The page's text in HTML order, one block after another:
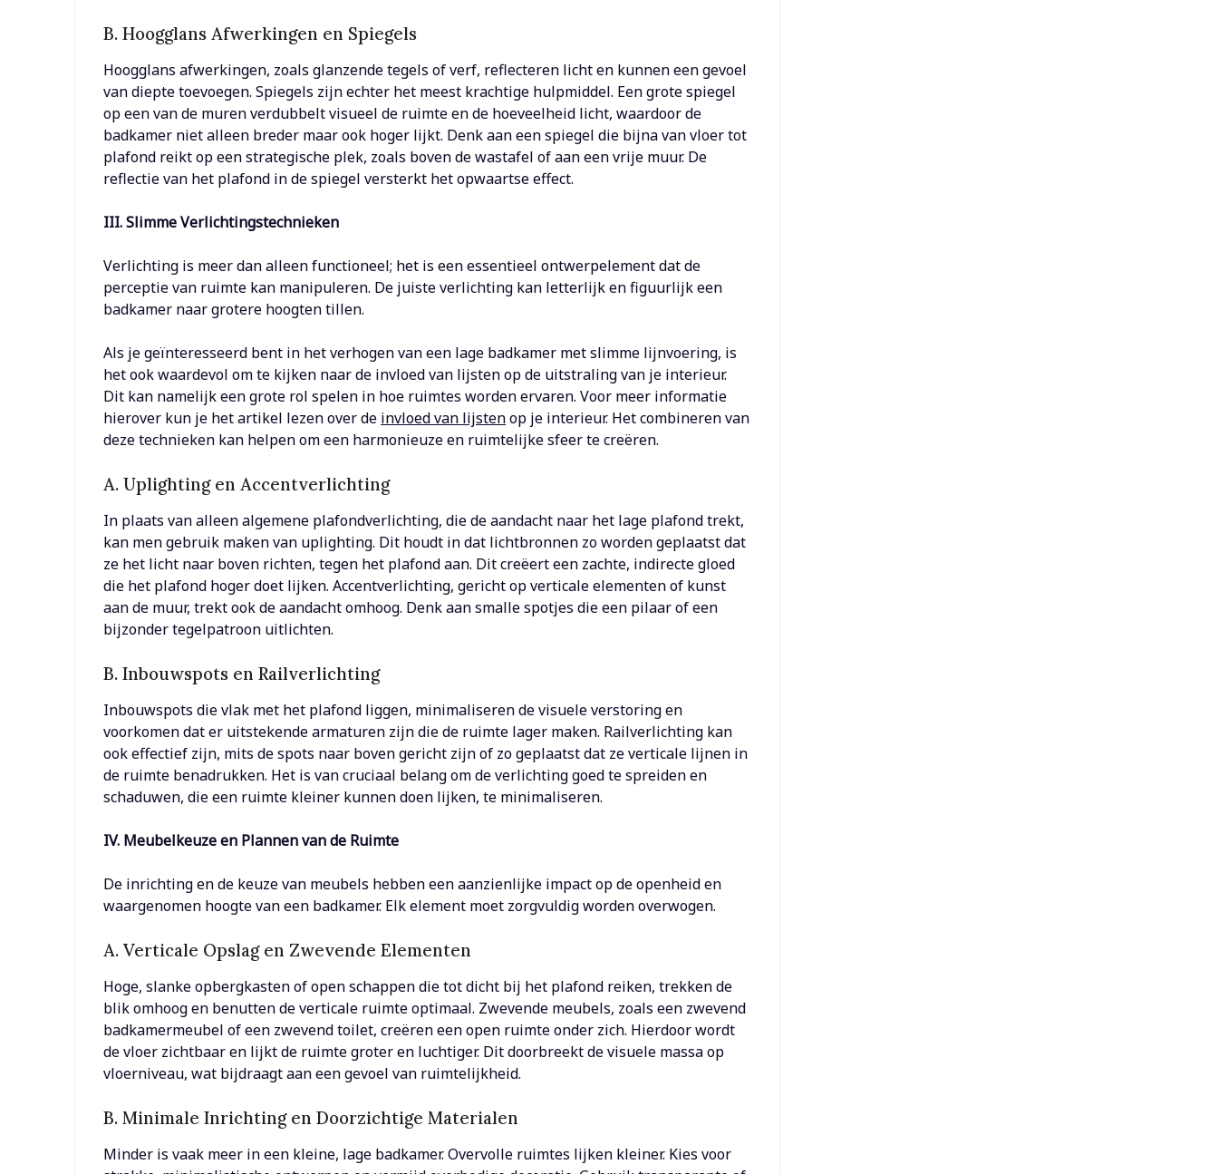
B. Hoogglans Afwerkingen en Spiegels
Hoogglans afwerkingen, zoals glanzende tegels of verf, reflecteren licht en kunnen een gevoel
van diepte toevoegen. Spiegels zijn echter het meest krachtige hulpmiddel. Een grote spiegel
op een van de muren verdubbelt visueel de ruimte en de hoeveelheid licht, waardoor de
badkamer niet alleen breder maar ook hoger lijkt. Denk aan een spiegel die bijna van vloer tot
plafond reikt op een strategische plek, zoals boven de wastafel of aan een vrije muur. De
reflectie van het plafond in de spiegel versterkt het opwaartse effect.
III. Slimme Verlichtingstechnieken
Verlichting is meer dan alleen functioneel; het is een essentieel ontwerpelement dat de
perceptie van ruimte kan manipuleren. De juiste verlichting kan letterlijk en figuurlijk een
badkamer naar grotere hoogten tillen.
Als je geïnteresseerd bent in het verhogen van een lage badkamer met slimme lijnvoering, is
het ook waardevol om te kijken naar de invloed van lijsten op de uitstraling van je interieur.
Dit kan namelijk een grote rol spelen in hoe ruimtes worden ervaren. Voor meer informatie
hierover kun je het artikel lezen over de invloed van lijstenop je interieur. Het combineren van
deze technieken kan helpen om een harmonieuze en ruimtelijke sfeer te creëren.
A. Uplighting en Accentverlichting
In plaats van alleen algemene plafondverlichting, die de aandacht naar het lage plafond trekt,
kan men gebruik maken van uplighting. Dit houdt in dat lichtbronnen zo worden geplaatst dat
ze het licht naar boven richten, tegen het plafond aan. Dit creëert een zachte, indirecte gloed
die het plafond hoger doet lijken. Accentverlichting, gericht op verticale elementen of kunst
aan de muur, trekt ook de aandacht omhoog. Denk aan smalle spotjes die een pilaar of een
bijzonder tegelpatroon uitlichten.
B. Inbouwspots en Railverlichting
Inbouwspots die vlak met het plafond liggen, minimaliseren de visuele verstoring en
voorkomen dat er uitstekende armaturen zijn die de ruimte lager maken. Railverlichting kan
ook effectief zijn, mits de spots naar boven gericht zijn of zo geplaatst dat ze verticale lijnen in
de ruimte benadrukken. Het is van cruciaal belang om de verlichting goed te spreiden en
schaduwen, die een ruimte kleiner kunnen doen lijken, te minimaliseren.
IV. Meubelkeuze en Plannen van de Ruimte
De inrichting en de keuze van meubels hebben een aanzienlijke impact op de openheid en
waargenomen hoogte van een badkamer. Elk element moet zorgvuldig worden overwogen.
A. Verticale Opslag en Zwevende Elementen
Hoge, slanke opbergkasten of open schappen die tot dicht bij het plafond reiken, trekken de
blik omhoog en benutten de verticale ruimte optimaal. Zwevende meubels, zoals een zwevend
badkamermeubel of een zwevend toilet, creëren een open ruimte onder zich. Hierdoor wordt
de vloer zichtbaar en lijkt de ruimte groter en luchtiger. Dit doorbreekt de visuele massa op
vloerniveau, wat bijdraagt aan een gevoel van ruimtelijkheid.
B. Minimale Inrichting en Doorzichtige Materialen
Minder is vaak meer in een kleine, lage badkamer. Overvolle ruimtes lijken kleiner. Kies voor